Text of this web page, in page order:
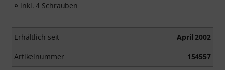
inkl. 4 Schrauben
Erhältlich seit April 2002
Artikelnummer 154557